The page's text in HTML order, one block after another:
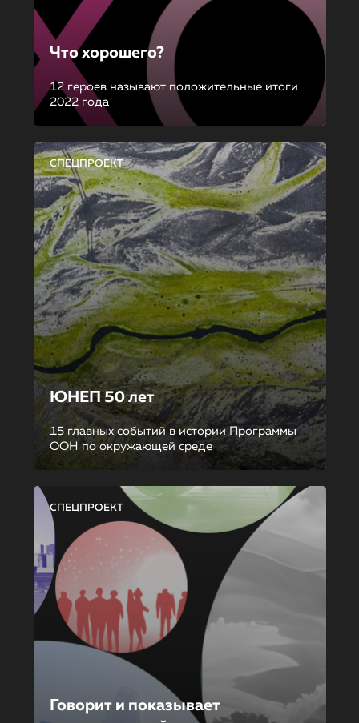
Что хорошего?
12 героев называют положительные итоги
2022 года
СПЕЦПРОЕКТ
ЮНЕП 50 лет
15 главных событий в истории Программы
ООН по окружающей среде
СПЕЦПРОЕКТ
Говорит и показывает